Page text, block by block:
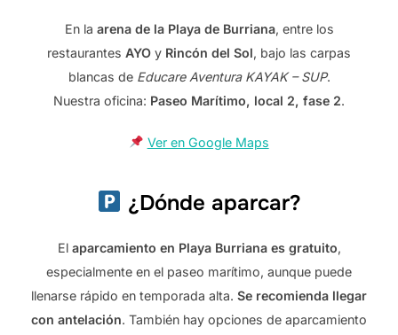
En la arena de la Playa de Burriana, entre los
restaurantes AYO y Rincón del Sol, bajo las carpas
blancas de Educare Aventura KAYAK – SUP.
Nuestra oficina: Paseo Marítimo, local 2, fase 2.
Ver en Google Maps
¿Dónde aparcar?
El aparcamiento en Playa Burriana es gratuito,
especialmente en el paseo marítimo, aunque puede
llenarse rápido en temporada alta. Se recomienda llegar
con antelación. También hay opciones de aparcamiento